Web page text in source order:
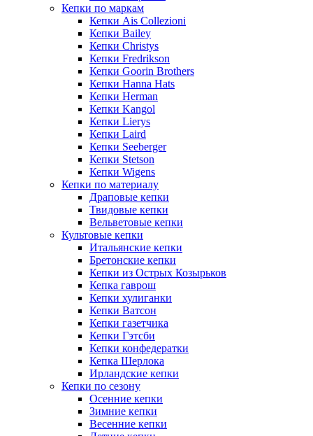
Кепки по маркам
Кепки Ais Collezioni
Кепки Bailey
Кепки Christys
Кепки Fredrikson
Кепки Goorin Brothers
Кепки Hanna Hats
Кепки Herman
Кепки Kangol
Кепки Lierys
Кепки Laird
Кепки Seeberger
Кепки Stetson
Кепки Wigens
Кепки по материалу
Драповые кепки
Твидовые кепки
Вельветовые кепки
Культовые кепки
Итальянские кепки
Бретонские кепки
Кепки из Острых Козырьков
Кепка гаврош
Кепки хулиганки
Кепки Ватсон
Кепки газетчика
Кепки Гэтсби
Кепки конфедератки
Кепка Шерлока
Ирландские кепки
Кепки по сезону
Осенние кепки
Зимние кепки
Весенние кепки